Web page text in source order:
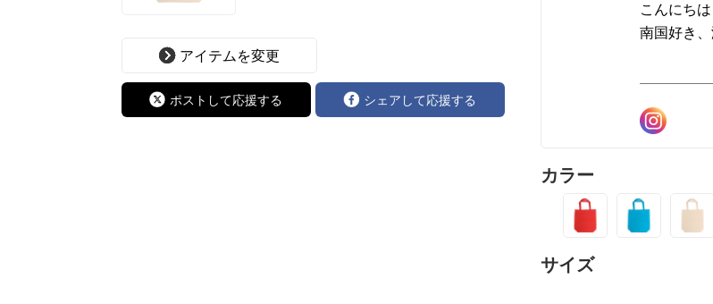
アイテムを変更
ポストして応援する シェアして応援する
こんにちは
南国好き
「ゾニカ
☆東京造形
幼い頃よ
出版、広
カラー
サイズ